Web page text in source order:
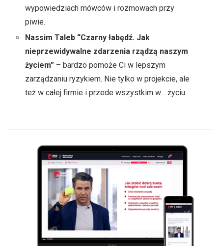
wypowiedziach mówców i rozmowach przy
piwie.
Nassim Taleb “Czarny łabędź. Jak
nieprzewidywalne zdarzenia rządzą naszym
życiem” – bardzo pomoże Ci w lepszym
zarządzaniu ryzykiem. Nie tylko w projekcie, ale
też w całej firmie i przede wszystkim w… życiu.